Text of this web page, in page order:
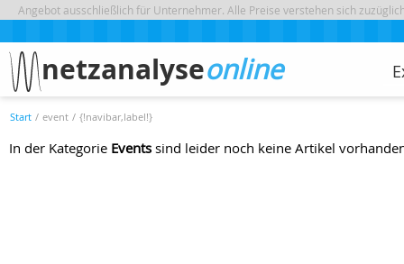
Angebot ausschließlich für Unternehmer. Alle Preise verstehen sich
netzanalyseonline
Start / event / {!navibar,label!}
In der Kategorie Events sind leider noch keine Artikel